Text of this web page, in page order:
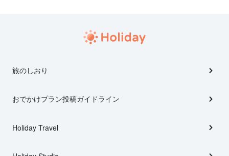
旅のしおり
おでかけプラン投稿ガイドライン
Holiday Travel